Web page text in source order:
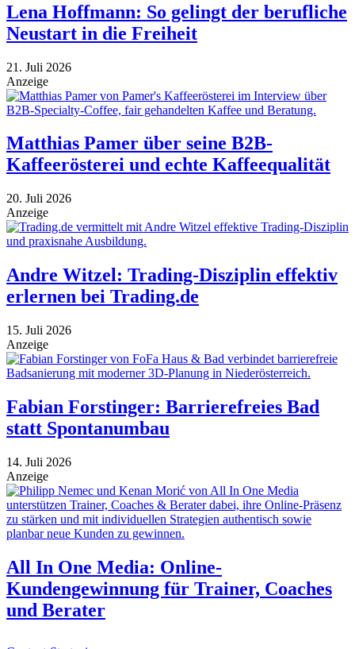
Lena Hoffmann: So gelingt der berufliche
Neustart in die Freiheit
21. Juli 2026
Anzeige
Matthias Pamer über seine B2B-
Kaffeerösterei und echte Kaffeequalität
20. Juli 2026
Anzeige
Andre Witzel: Trading-Disziplin effektiv
erlernen bei Trading.de
15. Juli 2026
Anzeige
Fabian Forstinger: Barrierefreies Bad
statt Spontanumbau
14. Juli 2026
Anzeige
All In One Media: Online-
Kundengewinnung für Trainer, Coaches
und Berater